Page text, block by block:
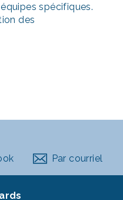
spécifiques.
des
Par courriel